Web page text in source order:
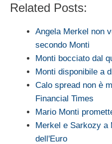
Related Posts:
Angela Merkel non
secondo Monti
Monti bocciato dal
Monti disponibile a
Calo spread non è
Financial Times
Mario Monti
Merkel e Sarkozy a
dell'Euro